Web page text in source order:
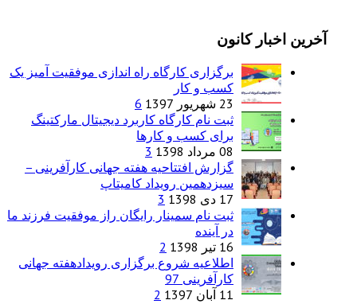
آخرین اخبار کانون
برگزاری کارگاه راه اندازی موفقیت آمیز یک
کسب و کار
23 شهریور 1397
6
ثبت نام کارگاه کاربرد دیجیتال مارکتینگ
برای کسب و کارها
08 مرداد 1398
3
گزارش افتتاحیه هفته جهانی کارآفرینی –
سیزدهمین رویداد کامیتاپ
17 دی 1398
3
ثبت نام سمینار رایگان راز موفقیت فرزند ما
در آینده
16 تیر 1398
2
اطلاعیه شروع برگزاری رویدادهفته جهانی
کارآفرینی 97
11 آبان 1397
2